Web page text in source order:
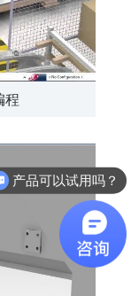
程
产品可以试用吗？
软件有折扣吗？